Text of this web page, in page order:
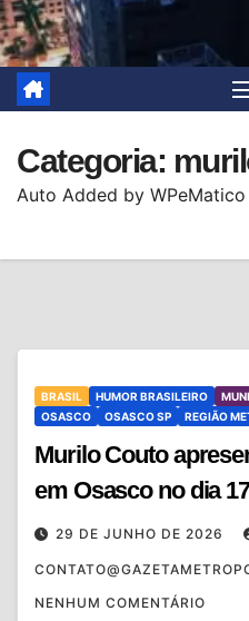
Categoria:
Auto Added by WPeMatico
BRASIL HUMOR BRASILEIRO
OSASCO
OSASCO SP REGIÃO
Murilo Couto
em Osasco no dia
29 DE JUNHO DE 2026
NENHUM COMENTÁRIO